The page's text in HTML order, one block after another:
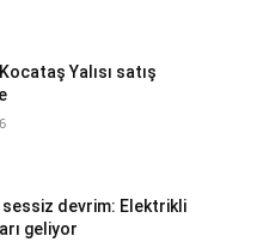
Yalısı satış
sessiz devrim: Elektrikli
geliyor